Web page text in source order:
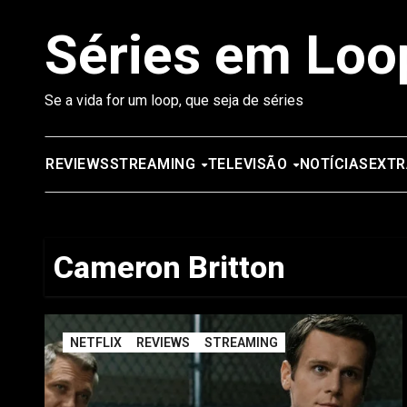
Séries em
Se a vida for um loop, que seja de séries
REVIEWSSTREAMING TELEVISÃO NOTÍCIAS
Cameron Britton
NETFLIX REVIEWS STREAMING